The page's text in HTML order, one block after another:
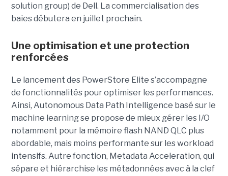
solution group) de Dell. La commercialisation des
baies débutera en juillet prochain.
Une optimisation et une protection
renforcées
Le lancement des PowerStore Elite s’accompagne
de fonctionnalités pour optimiser les performances.
Ainsi, Autonomous Data Path Intelligence basé sur le
machine learning se propose de mieux gérer les I/O
notamment pour la mémoire flash NAND QLC plus
abordable, mais moins performante sur les workload
intensifs. Autre fonction, Metadata Acceleration, qui
sépare et hiérarchise les métadonnées avec à la clef